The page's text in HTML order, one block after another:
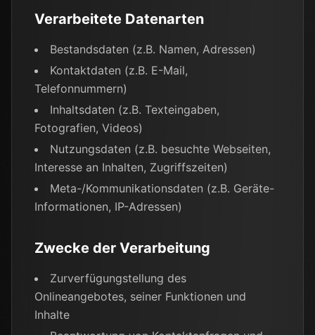
Verarbeitete Datenarten
Bestandsdaten (z.B. Namen, Adressen)
Kontaktdaten (z.B. E-Mail,
Telefonnummern)
Inhaltsdaten (z.B. Texteingaben,
Fotografien, Videos)
Nutzungsdaten (z.B. besuchte Webseiten,
Interesse an Inhalten, Zugriffszeiten)
Meta-/Kommunikationsdaten (z.B. Geräte-
Informationen, IP-Adressen)
Zwecke der Verarbeitung
Zurverfügungstellung des
Onlineangebotes, seiner Funktionen und
Inhalte